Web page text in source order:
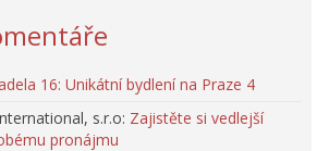
16: Unikátní bydlení na Praze 4
s.r.o: Zajistěte si vedlejší
pronájmu